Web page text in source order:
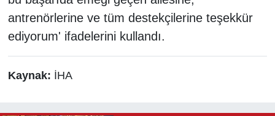
antrenörlerine ve tüm destekçilerine teşekkür
ediyorum' ifadelerini kullandı.
Kaynak: İHA